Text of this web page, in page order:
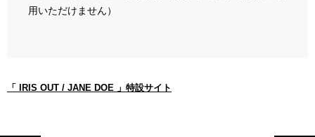
用いただけません）
「 IRIS OUT / JANE DOE 」特設サイト